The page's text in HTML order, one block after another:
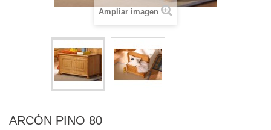
Ampliar imagen
ARCÓN PINO 80